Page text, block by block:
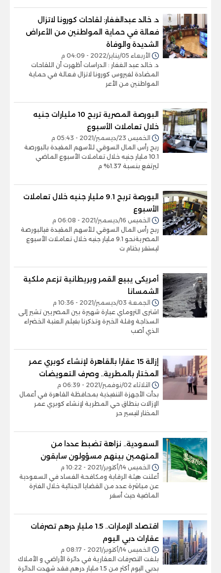
د. خالد عبدالغفار: لقاحات كورونا لاتزال
فعالة في حماية المواطنين من الأعراض
الشديدة والوفاة
الأربعاء 05/يناير/2022 - 04:09 م
د. خالد عبد الغفار : الدراسات أظهرت أن اللقاحات
المضادة لفيروس كورونا لاتزال فعالة في حماية
المواطنين من الأعر
البورصة المصرية تربح 10 مليارات جنيه
خلال تعاملات الأسبوع
الخميس 23/ديسمبر/2021 - 05:43 م
ربح رأس المال السوقي للأسهم المقيدة بالبورصة
10.1 مليار جنيه خلال تعاملات الأسبوع الماضي
ليرتفع بنسبة 1.37% م
البورصة تربح 9.1 مليار جنيه خلال تعاملات
الأسبوع
الخميس 16/ديسمبر/2021 - 06:08 م
ربح رأس المال السوقي للأسهم المقيدة فيالبورصة
المصريةنحو 9.1 مليار جنيه خلال تعاملات الأسبوع
ليستقر بختام ت
أمريكى يبيع القمر وبريطانية تزعم ملكية
الشمسانا
الجمعة 03/ديسمبر/2021 - 10:36 م
اشترى التروماي عبارة شهيرة بين المصريين تشير إلى
السذاجة وقلة الخبرة وتذكرنا بفيلم العتبة الخضراء
الذي أصب
إزالة 15 عقارا بالقاهرة لإنشاء كوبري عمر
المختار بالمطرية.. وصرف التعويضات
الثلاثاء 02/نوفمبر/2021 - 06:39 م
بدأت الأجهزة التنفيذية بمحافظة القاهرة في أعمال
الإزالات بنطاق حي المطرية لإنشاء كوبري عمر
المختار لتيسير حر
السعودية.. نزاهة تضبط عددا من
المتهمين بينهم مسؤولون سابقون
الخميس 14/أكتوبر/2021 - 10:22 م
أعلنت هيئة الرقابة ومكافحة الفساد في السعودية
عن مباشرة عدد من القضايا الجنائية خلال الفترة
الماضية حيث أسفر
اقتصاد الإمارات.. 1.5 مليار درهم تصرفات
عقارات دبي اليوم
الخميس 14/أكتوبر/2021 - 08:17 م
بلغت التصرفات العقارية في دائرة الأراضي و الأملاك
بدبي اليوم أكثر من 1.5 مليار درهم.فقد شهدت الدائرة